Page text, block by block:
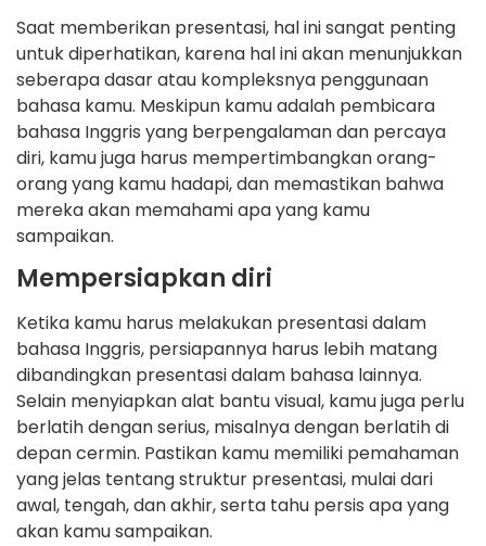
Saat memberikan presentasi, hal ini sangat penting
untuk diperhatikan, karena hal ini akan menunjukkan
seberapa dasar atau kompleksnya penggunaan
bahasa kamu. Meskipun kamu adalah pembicara
bahasa Inggris yang berpengalaman dan percaya
diri, kamu juga harus mempertimbangkan orang-
orang yang kamu hadapi, dan memastikan bahwa
mereka akan memahami apa yang kamu
sampaikan.
Mempersiapkan diri
Ketika kamu harus melakukan presentasi dalam
bahasa Inggris, persiapannya harus lebih matang
dibandingkan presentasi dalam bahasa lainnya.
Selain menyiapkan alat bantu visual, kamu juga perlu
berlatih dengan serius, misalnya dengan berlatih di
depan cermin. Pastikan kamu memiliki pemahaman
yang jelas tentang struktur presentasi, mulai dari
awal, tengah, dan akhir, serta tahu persis apa yang
akan kamu sampaikan.